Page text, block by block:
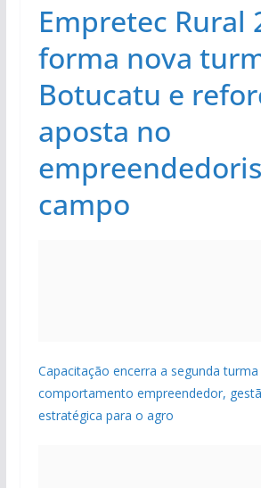
Empretec Rural
forma nova
Botucatu e
aposta no
campo
Capacitação encerra a segunda
comportamento empreendedor,
estratégica para o agro